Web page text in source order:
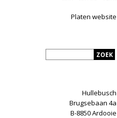
Platen website
Hullebusch
Brugsebaan 4a
B-8850 Ardooie